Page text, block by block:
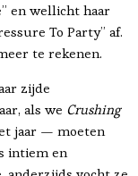
en wellicht haar
To Party” af.
te rekenen.
zijde
als we Crushing
jaar — moeten
intiem en